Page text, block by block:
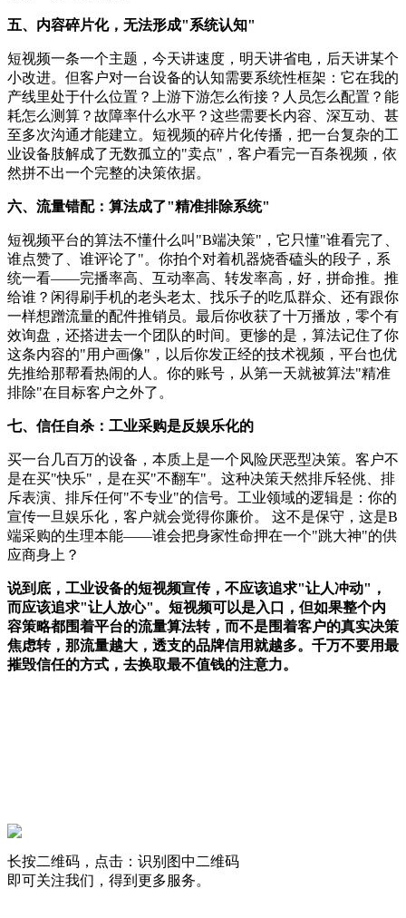
五、内容碎片化，无法形成"系统认知"
短视频一条一个主题，今天讲速度，明天讲省电，后天讲某个
小改进。但客户对一台设备的认知需要系统性框架：它在我的
产线里处于什么位置？上游下游怎么衔接？人员怎么配置？能
耗怎么测算？故障率什么水平？这些需要长内容、深互动、甚
至多次沟通才能建立。短视频的碎片化传播，把一台复杂的工
业设备肢解成了无数孤立的"卖点"，客户看完一百条视频，依
然拼不出一个完整的决策依据。
六、流量错配：算法成了"精准排除系统"
短视频平台的算法不懂什么叫"B端决策"，它只懂"谁看完了、
谁点赞了、谁评论了"。你拍个对着机器烧香磕头的段子，系
统一看——完播率高、互动率高、转发率高，好，拼命推。推
给谁？闲得刷手机的老头老太、找乐子的吃瓜群众、还有跟你
一样想蹭流量的配件推销员。最后你收获了十万播放，零个有
效询盘，还搭进去一个团队的时间。更惨的是，算法记住了你
这条内容的"用户画像"，以后你发正经的技术视频，平台也优
先推给那帮看热闹的人。你的账号，从第一天就被算法"精准
排除"在目标客户之外了。
七、信任自杀：工业采购是反娱乐化的
买一台几百万的设备，本质上是一个风险厌恶型决策。客户不
是在买"快乐"，是在买"不翻车"。这种决策天然排斥轻佻、排
斥表演、排斥任何"不专业"的信号。工业领域的逻辑是：你的
宣传一旦娱乐化，客户就会觉得你廉价。 这不是保守，这是B
端采购的生理本能——谁会把身家性命押在一个"跳大神"的供
应商身上？
说到底，工业设备的短视频宣传，不应该追求"让人冲动"，
而应该追求"让人放心"。短视频可以是入口，但如果整个内
容策略都围着平台的流量算法转，而不是围着客户的真实决策
焦虑转，那流量越大，透支的品牌信用就越多。千万不要用最
摧毁信任的方式，去换取最不值钱的注意力。
长按二维码，点击：识别图中二维码
即可关注我们，得到更多服务。